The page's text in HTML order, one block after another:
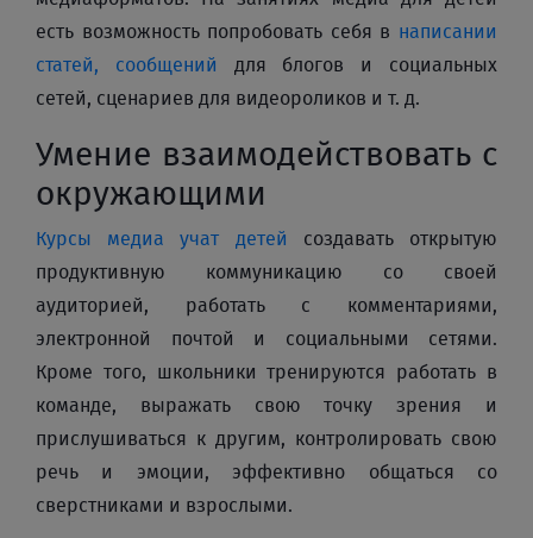
есть возможность попробовать себя в написании
статей, сообщений для блогов и социальных
сетей, сценариев для видеороликов и т. д.
Умение взаимодействовать с
окружающими
Курсы медиа учат детей создавать открытую
продуктивную коммуникацию со своей
аудиторией, работать с комментариями,
электронной почтой и социальными сетями.
Кроме того, школьники тренируются работать в
команде, выражать свою точку зрения и
прислушиваться к другим, контролировать свою
речь и эмоции, эффективно общаться со
сверстниками и взрослыми.